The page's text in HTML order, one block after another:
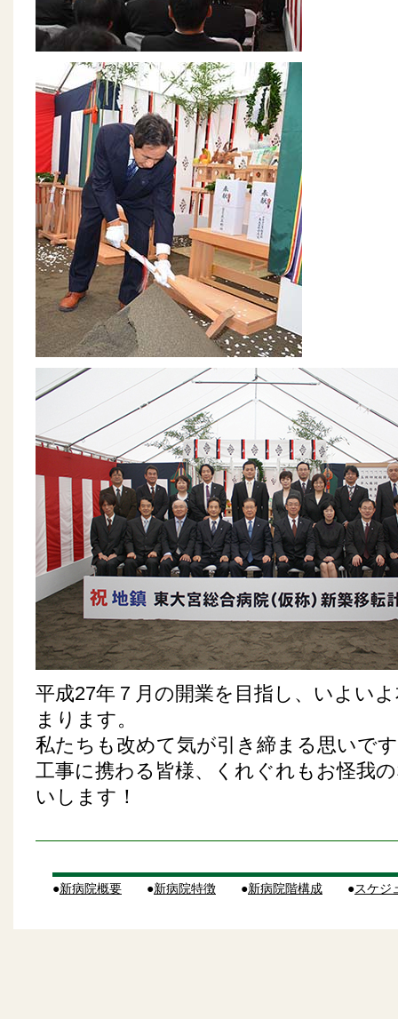
平成27年７月の開業を目指し、いよい
まります。
私たちも改めて気が引き締まる思いで
工事に携わる皆様、くれぐれもお怪我
いします！
●新病院概要 ●新病院特徴 ●新病院階構成 ●スケジ